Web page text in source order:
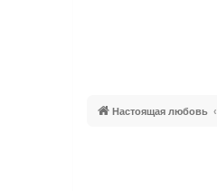
Настоящая любовь